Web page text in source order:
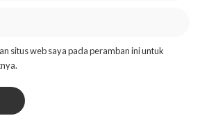
situs web saya pada peramban ini untuk